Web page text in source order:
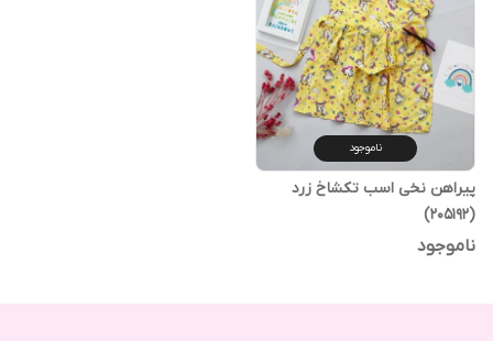
ناموجود
پیراهن نخی اسب تکشاخ زرد
(205192)
ناموجود